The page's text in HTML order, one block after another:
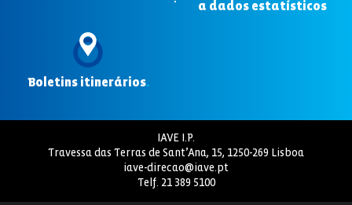
a dados estatísticos
Boletins itinerários.
IAVE I.P.
Travessa das Terras de Sant’Ana, 15, 1250-269 Lisboa
iave-direcao@iave.pt
Telf. 21 389 5100